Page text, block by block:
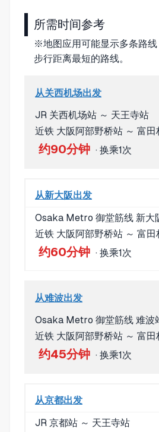
所需时间参考
※地图应用可能显示多条路
步行距离最短的路线。
从关西机场出发
JR 关西机场站 ～ 天王寺站
近铁 大阪阿部野桥站 ～ 富田
约90分钟 · 换乘1次
从新大阪出发
Osaka Metro 御堂筋线 新大
近铁 大阪阿部野桥站 ～ 富田
约60分钟 · 换乘1次
从难波出发
Osaka Metro 御堂筋线 难波
近铁 大阪阿部野桥站 ～ 富田
约45分钟 · 换乘1次
从京都出发
JR 京都站 ～ 天王寺站